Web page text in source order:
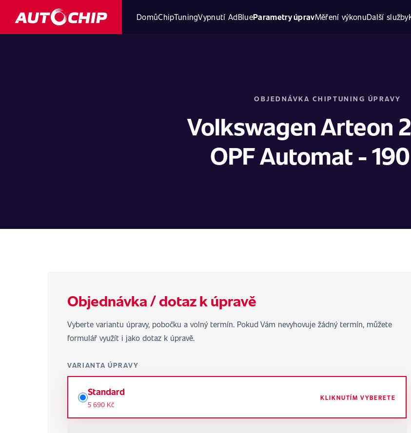
DomůChipTuningVypnutí AdBlueParametry úpravMěření výkonuDalší služby
OBJEDNÁVKA CHIPTUNING ÚPRAVY
Volkswagen Arteon
OPF Automat -
Objednávka / dotaz k úpravě
Vyberte variantu úpravy, pobočku a volný termín. Pokud Vám nevyhovuje žádný termín, můžete
formulář využít i jako dotaz k úpravě.
VARIANTA ÚPRAVY
Standard
5 690 Kč
KLIKNUTÍM VYBERETE